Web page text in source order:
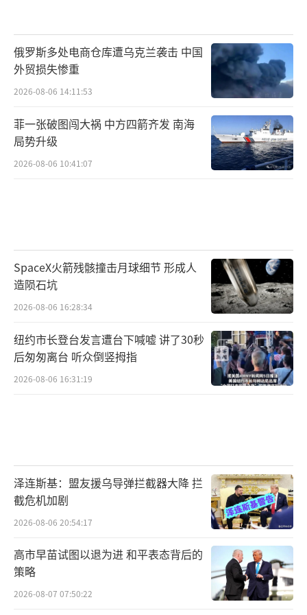
俄罗斯多处电商仓库遭乌克兰袭击 中国
外贸损失惨重
2026-08-06 14:11:53
菲一张破图闯大祸 中方四箭齐发 南海
局势升级
2026-08-06 10:41:07
SpaceX火箭残骸撞击月球细节 形成人
造陨石坑
2026-08-06 16:28:34
纽约市长登台发言遭台下喊嘘 讲了30秒
后匆匆离台 听众倒竖拇指
2026-08-06 16:31:19
泽连斯基：盟友援乌导弹拦截器大降 拦
截危机加剧
2026-08-06 20:54:17
高市早苗试图以退为进 和平表态背后的
策略
2026-08-07 07:50:22